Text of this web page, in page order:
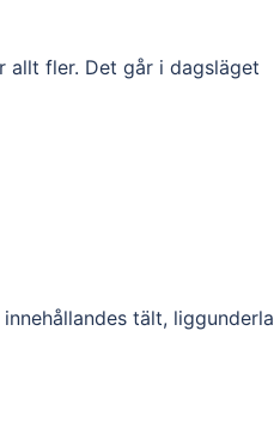
fler. Det går i dagsläget
tält,